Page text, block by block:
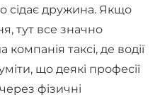
сідає дружина. Якщо
тут все значно
компанія таксі, де водії
що деякі професії
фізичні